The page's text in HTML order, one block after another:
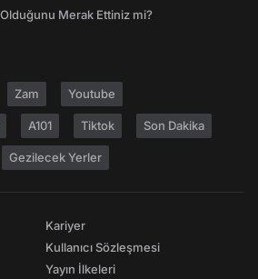
Merak Ettiniz mi?
Zam Youtube
A101 Tiktok Son Dakika
Gezilecek Yerler
Kariyer
Kullanıcı Sözleşmesi
Yayın İlkeleri